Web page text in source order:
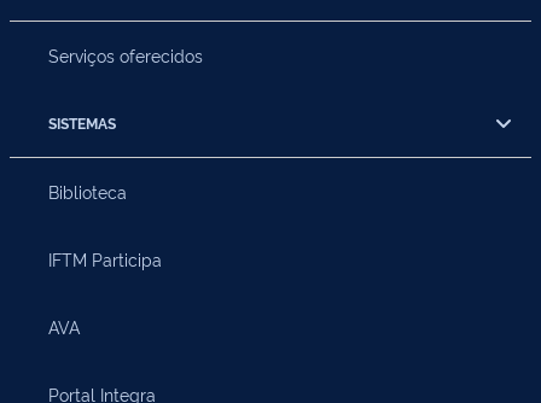
Serviços oferecidos
SISTEMAS
Biblioteca
IFTM Participa
AVA
Portal Integra